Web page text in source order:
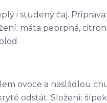
i studený čaj.
máta peprpná,
ovoce a nasládlou
odstát. Složení: